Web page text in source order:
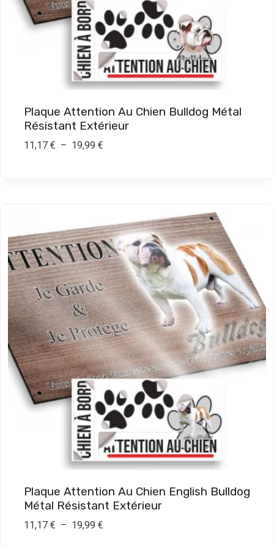
1
7
€
à
9
,
9
Plaque Attention Au Chien Bulldog Métal
Résistant Extérieur
11,17 € – 19,99 €P
d
e
p
r
i
x
:
1
,
1
7
€
à
9
,
9
Plaque Attention Au Chien English Bulldog
Métal Résistant Extérieur
11,17 € – 19,99 €P